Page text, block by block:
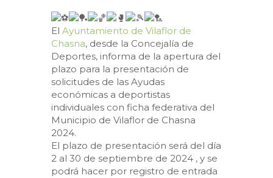
El Ayuntamiento de Vilaflor de
Chasna, desde la Concejalía de
Deportes, informa de la apertura del
plazo para la presentación de
solicitudes de las Ayudas
económicas a deportistas
individuales con ficha federativa del
Municipio de Vilaflor de Chasna
2024.
El plazo de presentación será del día
2 al 30 de septiembre de 2024 , y se
podrá hacer por registro de entrada